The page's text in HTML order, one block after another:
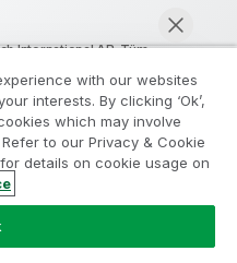
Şimdi sohbet et
International AB. Tüm
katılın
ile değerli QlikView
with our websites
interests. By clicking ‘Ok’,
which may involve
to our Privacy & Cookie
details on cookie usage on